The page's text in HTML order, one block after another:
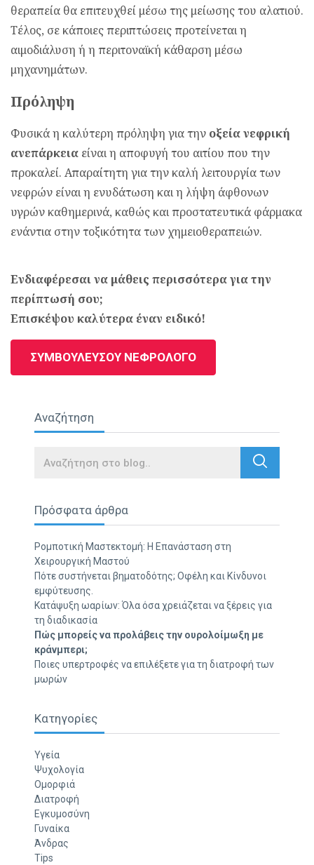
θεραπεία θα επιτευχθεί μέσω της μείωσης του αλατιού.
Τέλος, σε κάποιες περιπτώσεις προτείνεται η
αιμοδιάλυση ή η περιτοναϊκή κάθαρση μέσω
μηχανημάτων.
Πρόληψη
Φυσικά η καλύτερη πρόληψη για την οξεία νεφρική
ανεπάρκεια είναι η αποφυγή του αιτίου που την
προκαλεί. Απαραίτητη για την καλή λειτουργία των
νεφρών είναι η ενυδάτωση και η λήψη άφθονων
υγρών καθημερινά, καθώς και προστατευτικά φάρμακα
ενάντια στην τοξικότητα των χημειοθεραπειών.
Ενδιαφέρεσαι να μάθεις περισσότερα για την
περίπτωσή σου;
Επισκέψου καλύτερα έναν ειδικό!
ΣΥΜΒΟΥΛΕΥΣΟΥ ΝΕΦΡΟΛΟΓΟ
Αναζήτηση
Search
Πρόσφατα άρθρα
Ρομποτική Μαστεκτομή: Η Επανάσταση στη
Χειρουργική Μαστού
Πότε συστήνεται βηματοδότης; Οφέλη και Κίνδυνοι
εμφύτευσης.
Κατάψυξη ωαρίων: Όλα όσα χρειάζεται να ξέρεις για
τη διαδικασία
Πώς μπορείς να προλάβεις την ουρολοίμωξη με
κράνμπερι;
Ποιες υπερτροφές να επιλέξετε για τη διατροφή των
μωρών
Κατηγορίες
Υγεία
Ψυχολογία
Ομορφιά
Διατροφή
Εγκυμοσύνη
Γυναίκα
Άνδρας
Tips